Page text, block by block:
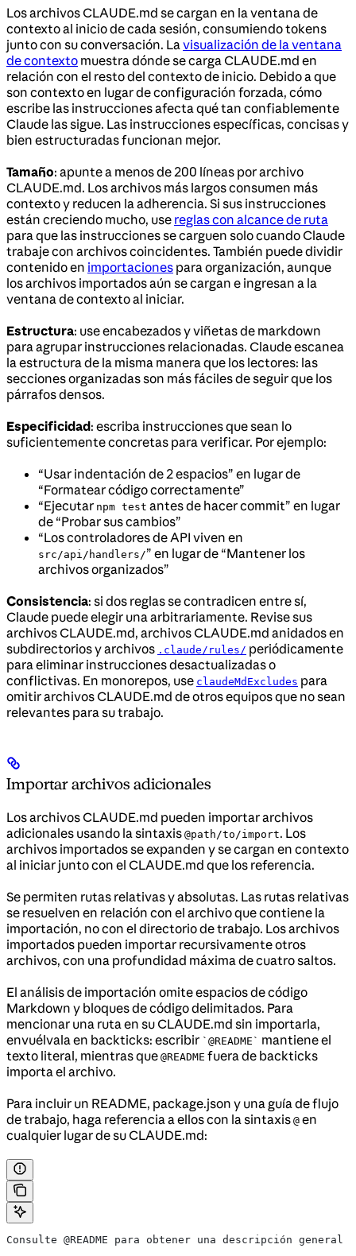
Los archivos CLAUDE.md se cargan en la ventana de
contexto al inicio de cada sesión, consumiendo tokens
junto con su conversación. La visualización de la ventana
de contexto muestra dónde se carga CLAUDE.md en
relación con el resto del contexto de inicio. Debido a que
son contexto en lugar de configuración forzada, cómo
escribe las instrucciones afecta qué tan confiablemente
Claude las sigue. Las instrucciones específicas, concisas y
bien estructuradas funcionan mejor.
Tamaño: apunte a menos de 200 líneas por archivo
CLAUDE.md. Los archivos más largos consumen más
contexto y reducen la adherencia. Si sus instrucciones
están creciendo mucho, use reglas con alcance de ruta
para que las instrucciones se carguen solo cuando Claude
trabaje con archivos coincidentes. También puede dividir
contenido en importaciones para organización, aunque
los archivos importados aún se cargan e ingresan a la
ventana de contexto al iniciar.
Estructura: use encabezados y viñetas de markdown
para agrupar instrucciones relacionadas. Claude escanea
la estructura de la misma manera que los lectores: las
secciones organizadas son más fáciles de seguir que los
párrafos densos.
Especificidad: escriba instrucciones que sean lo
suficientemente concretas para verificar. Por ejemplo:
“Usar indentación de 2 espacios” en lugar de
“Formatear código correctamente”
“Ejecutar npm test antes de hacer commit” en lugar
de “Probar sus cambios”
“Los controladores de API viven en
src/api/handlers/” en lugar de “Mantener los
archivos organizados”
Consistencia: si dos reglas se contradicen entre sí,
Claude puede elegir una arbitrariamente. Revise sus
archivos CLAUDE.md, archivos CLAUDE.md anidados en
subdirectorios y archivos .claude/rules/ periódicamente
para eliminar instrucciones desactualizadas o
conflictivas. En monorepos, use claudeMdExcludes para
omitir archivos CLAUDE.md de otros equipos que no sean
relevantes para su trabajo.
Importar archivos adicionales
Los archivos CLAUDE.md pueden importar archivos
adicionales usando la sintaxis @path/to/import. Los
archivos importados se expanden y se cargan en contexto
al iniciar junto con el CLAUDE.md que los referencia.
Se permiten rutas relativas y absolutas. Las rutas relativas
se resuelven en relación con el archivo que contiene la
importación, no con el directorio de trabajo. Los archivos
importados pueden importar recursivamente otros
archivos, con una profundidad máxima de cuatro saltos.
El análisis de importación omite espacios de código
Markdown y bloques de código delimitados. Para
mencionar una ruta en su CLAUDE.md sin importarla,
envuélvala en backticks: escribir `@README` mantiene el
texto literal, mientras que @README fuera de backticks
importa el archivo.
Para incluir un README, package.json y una guía de flujo
de trabajo, haga referencia a ellos con la sintaxis @ en
cualquier lugar de su CLAUDE.md:
Consulte @README para obtener una descripción